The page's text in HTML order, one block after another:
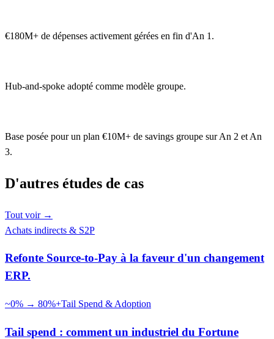
€180M+ de dépenses activement gérées en fin d'An 1.
Hub-and-spoke adopté comme modèle groupe.
Base posée pour un plan €10M+ de savings groupe sur An 2 et An
3.
D'autres études de cas
Tout voir →
Achats indirects & S2P
Refonte Source-to-Pay à la faveur d'un changement
ERP.
~0% → 80%+Tail Spend & Adoption
Tail spend : comment un industriel du Fortune